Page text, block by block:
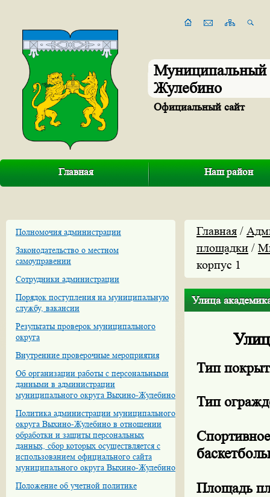
Муниципальный
Жулебино
Официальный сайт
Главная Наш район
Полномочия администрации
Законодательство о местном
самоуправении
Сотрудники администрации
Порядок поступления на муниципальную
службу, вакансии
Результаты проверок муниципального
округа
Внутренние проверочные мероприятия
Об организации работы с персональными
данными в администрации
муниципального округа Выхино-Жулебино
Политика администрации муниципального
округа Выхино-Жулебино в отношении
обработки и защиты персональных
данных, сбор которых осуществляется с
использованием официального сайта
муниципального округа Выхино-Жулебино
Положение об учетной политике
Главная /
площадки /
корпус 1
Улица
Тип
Тип
Площадь